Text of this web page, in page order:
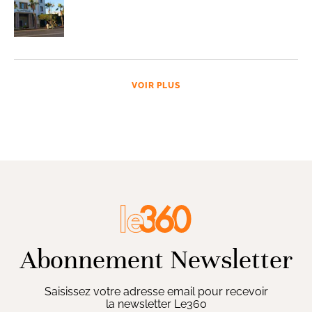
VOIR PLUS
Abonnement Newsletter
Saisissez votre adresse email pour recevoir
la newsletter Le360